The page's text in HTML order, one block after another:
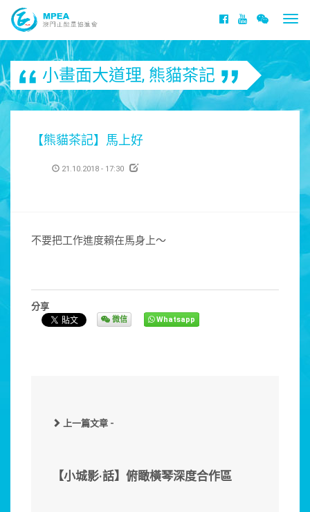
小畫面大道理, 熊貓茶記
【熊貓茶記】馬上好
21.10.2018 - 17:30
不要把工作進度賴在馬身上～
分享
微信 Whatsapp
上一篇文章 -
【小城影·話】俯瞰橫琴深度合作區